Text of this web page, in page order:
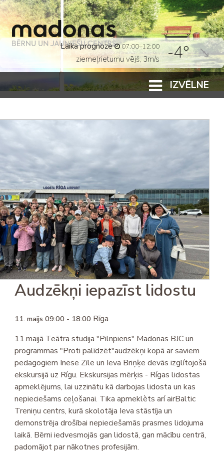
IZVĒLNE
Laika prognoze 07:00–12:00
ziemeļrietumu vējš, 3m/s -4°
Audzēkņi iepazīst lidostu
11. maijs 09:00 - 18:00 Rīga
11.maijā Teātra studija "Pilnpiens" Madonas BJC un
programmas "Proti palīdzēt"audzēkņi kopā ar saviem
pedagogiem Inese Zīle un Ieva Briņķe devās izglítojošā
ekskursijā uz Rígu. Ekskursijas mērķis - Rígas lidostas
apmeklējums, lai uzzinātu kā darbojas lidosta un kas
nepieciešams ceļošanai. Tika apmeklèts arí airBaltic
Treniņu centrs, kurā skolotāja Ieva stāstīja un
demonstrēja drošībai nepieciešamās prasmes lidojuma
laikā. Bērni iedvesmojās gan lidostā, gan mācību centrā,
padomājot par nākotnes profesijām.